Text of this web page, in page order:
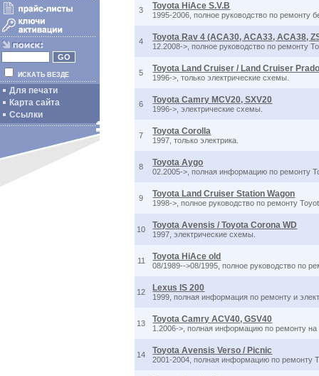
ИСКАТЬ ВЕЗДЕ
Для печати
Карта сайта
Ссылки
3 Toyota HiAce S.V.B
1995-2006, полное руководство по ремонту
4 Toyota Rav 4 (ACA30, ACA33, ACA38,
12.2008->, полное руководство по ремонту
5 Toyota Land Cruiser / Land Cruiser
1996->, только электрические схемы.
6 Toyota Camry MCV20, SXV20
1996->, электрические схемы.
7 Toyota Corolla
1997, только электрика.
8 Toyota Aygo
02.2005->, полная информацию по ремонту
9 Toyota Land Cruiser Station Wagon
1998->, полное руководство по ремонту
10 Toyota Avensis / Toyota Corona WD
1997, электрические схемы.
11 Toyota HiAce old
08/1989-->08/1995, полное руководство по
12 Lexus IS 200
1999, полная информация по ремонту и
13 Toyota Camry ACV40, GSV40
1.2006->, полная информацию по ремонту на
14 Toyota Avensis Verso / Picnic
2001-2004, полная информацию по ремонту